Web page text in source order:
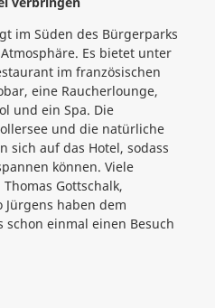
im Süden des Bürgerparks
Es bietet unter
im französischen
eine Raucherlounge,
und ein Spa. Die
und die natürliche
sich auf das Hotel, sodass
können. Viele
Gottschalk,
Jürgens haben dem
schon einmal einen Besuch